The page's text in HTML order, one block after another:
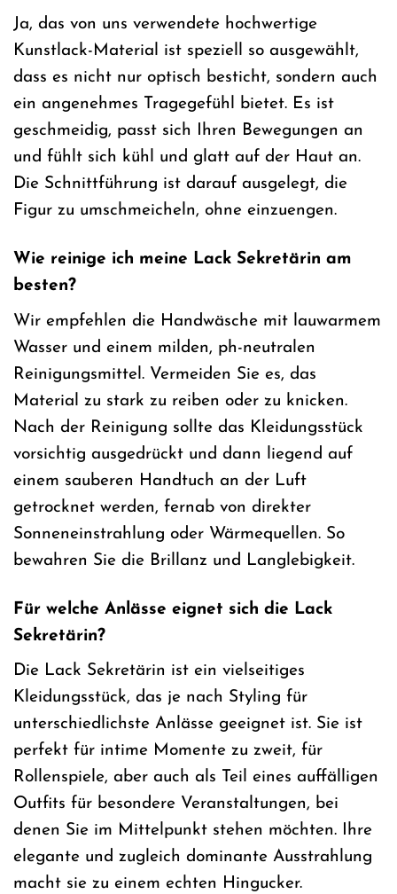
Ja, das von uns verwendete hochwertige
Kunstlack-Material ist speziell so ausgewählt,
dass es nicht nur optisch besticht, sondern auch
ein angenehmes Tragegefühl bietet. Es ist
geschmeidig, passt sich Ihren Bewegungen an
und fühlt sich kühl und glatt auf der Haut an.
Die Schnittführung ist darauf ausgelegt, die
Figur zu umschmeicheln, ohne einzuengen.
Wie reinige ich meine Lack Sekretärin am
besten?
Wir empfehlen die Handwäsche mit lauwarmem
Wasser und einem milden, ph-neutralen
Reinigungsmittel. Vermeiden Sie es, das
Material zu stark zu reiben oder zu knicken.
Nach der Reinigung sollte das Kleidungsstück
vorsichtig ausgedrückt und dann liegend auf
einem sauberen Handtuch an der Luft
getrocknet werden, fernab von direkter
Sonneneinstrahlung oder Wärmequellen. So
bewahren Sie die Brillanz und Langlebigkeit.
Für welche Anlässe eignet sich die Lack
Sekretärin?
Die Lack Sekretärin ist ein vielseitiges
Kleidungsstück, das je nach Styling für
unterschiedlichste Anlässe geeignet ist. Sie ist
perfekt für intime Momente zu zweit, für
Rollenspiele, aber auch als Teil eines auffälligen
Outfits für besondere Veranstaltungen, bei
denen Sie im Mittelpunkt stehen möchten. Ihre
elegante und zugleich dominante Ausstrahlung
macht sie zu einem echten Hingucker.